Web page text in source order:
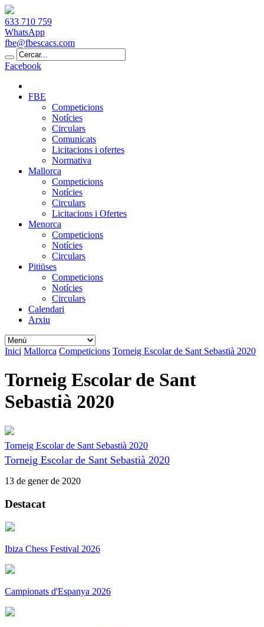
633 710 759
WhatsApp
fbe@fbescacs.com
Facebook
FBE
Competicions
Notícies
Circulars
Comunicats
Licitacions i ofertes
Normativa
Mallorca
Competicions
Notícies
Circulars
Licitacions i Ofertes
Menorca
Competicions
Notícies
Circulars
Pitiüses
Competicions
Notícies
Circulars
Calendari
Arxiu
Inici Mallorca Competicions Torneig Escolar de Sant Sebastià 2020
Torneig Escolar de Sant
Sebastià 2020
Torneig Escolar de Sant Sebastià 2020
Torneig Escolar de Sant Sebastià 2020
13 de gener de 2020
Destacat
Ibiza Chess Festival 2026
Campionats d'Espanya 2026